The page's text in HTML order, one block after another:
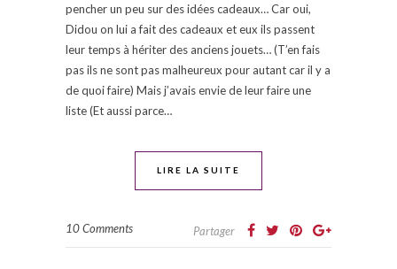
pencher un peu sur des idées cadeaux… Car oui,
Didou on lui a fait des cadeaux et eux ils passent
leur temps à hériter des anciens jouets… (T’en fais
pas ils ne sont pas malheureux pour autant car il y a
de quoi faire) Mais j’avais envie de leur faire une
liste (Et aussi parce…
LIRE LA SUITE
10 Comments Partager